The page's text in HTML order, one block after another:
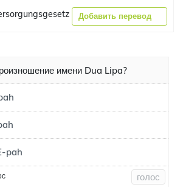
Добавить перевод
имени Dua Lipa?
pah
голос